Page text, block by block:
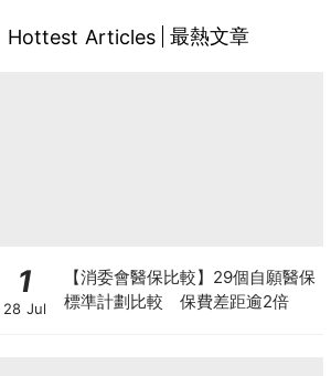
Hottest Articles 最熱文章
1
28 Jul
【消委會醫保比較】29個自願醫保
標準計劃比較 保費差距逾2倍